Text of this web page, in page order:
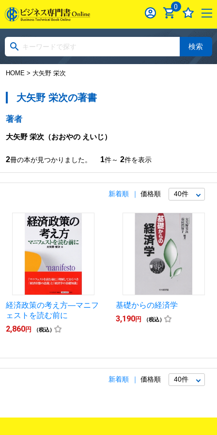
0
検索
HOME> 大矢野 栄次
大矢野 栄次の著書
著者
大矢野 栄次 （おおやの えいじ）
2冊の本が見つかりました。 1件～ 2件を表示
新着順 価格順
経済政策の考え方―マニフ
ェストを読む前に
2,860円 （税込）
基礎からの経済学
3,190円 （税込）
新着順 価格順